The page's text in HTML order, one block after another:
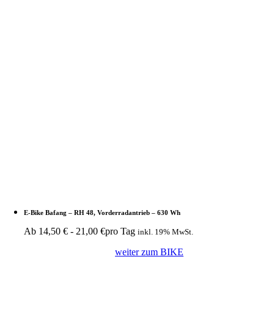
E-Bike Bafang – RH 48, Vorderradantrieb – 630 Wh
Ab 14,50€ - 21,00€pro Tag inkl. 19% MwSt.
weiter zum BIKE